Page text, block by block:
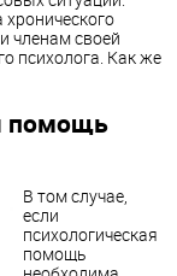
членам своей
психолога. Как же
помощь
В том случае,
если
психологическая
помощь